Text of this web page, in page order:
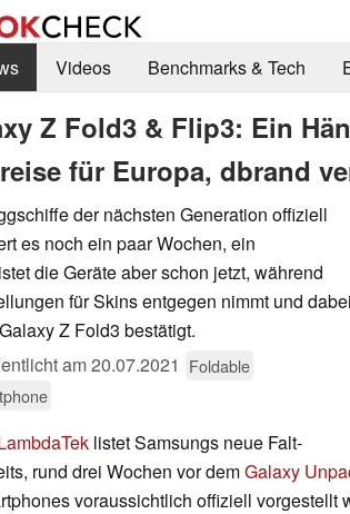
Videos Benchmarks & Tech
Z Fold3 & Flip3: Ein
für Europa, dbrand
der nächsten Generation offiziell
es noch ein paar Wochen, ein
die Geräte aber schon jetzt, während
für Skins entgegen nimmt und dabei
Z Fold3 bestätigt.
am20.07.2021 Foldable
listet Samsungs neue Falt-
rund drei Wochen vor demGalaxy
voraussichtlich offiziell vorgestellt